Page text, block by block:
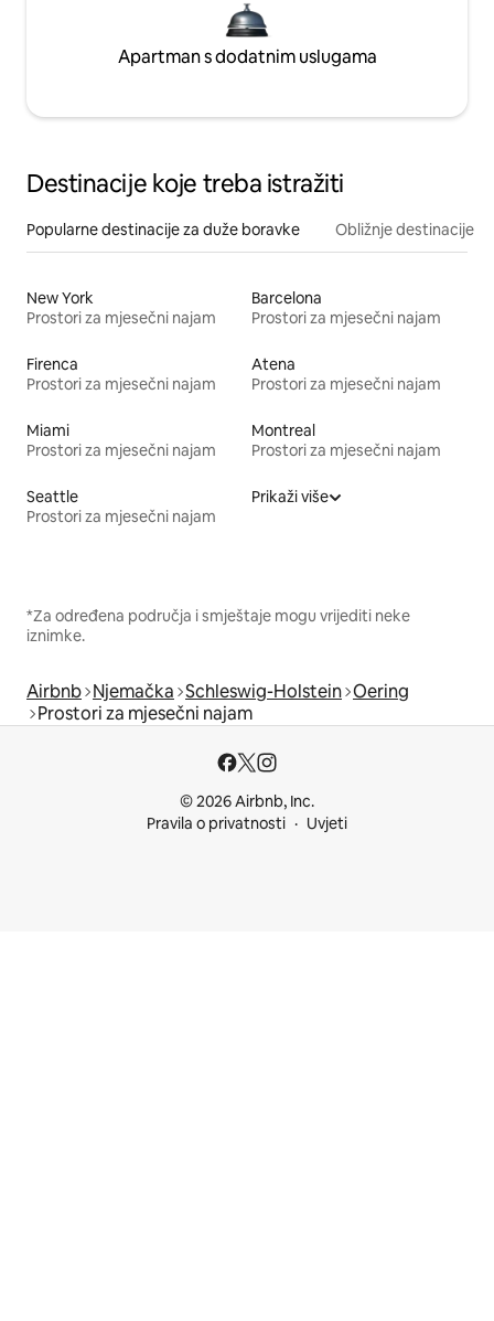
Apartman s dodatnim uslugama
Destinacije koje treba istražiti
Popularne destinacije za duže boravke Obližnje destinacije
New York
Prostori za mjesečni najam
Barcelona
Prostori za mjesečni najam
Firenca
Prostori za mjesečni najam
Atena
Prostori za mjesečni najam
Miami
Prostori za mjesečni najam
Montreal
Prostori za mjesečni najam
Seattle
Prostori za mjesečni najam
Prikaži više
*Za određena područja i smještaje mogu vrijediti neke
iznimke.
Airbnb Njemačka Schleswig-Holstein Oering
Prostori za mjesečni najam
© 2026 Airbnb, Inc.
Pravila o privatnosti
Uvjeti